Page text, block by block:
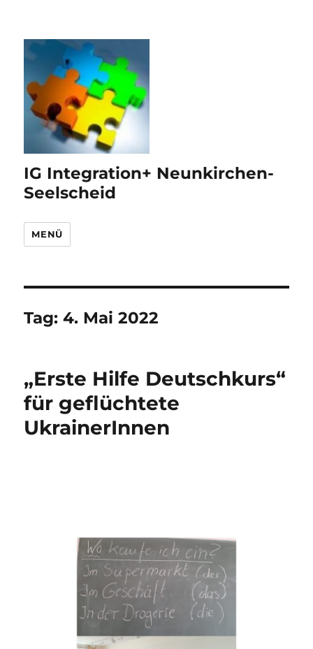
IG Integration+ Neunkirchen-
Seelscheid
MENÜ
Tag:4. Mai 2022
„Erste Hilfe Deutschkurs“
für geflüchtete
UkrainerInnen